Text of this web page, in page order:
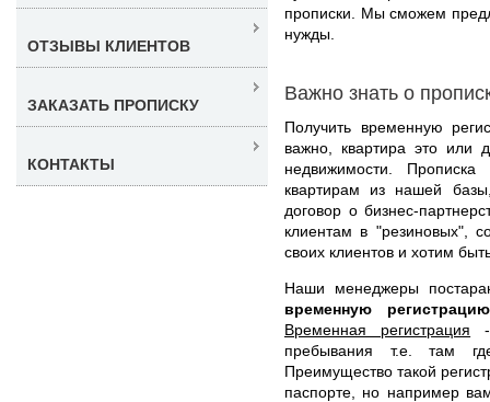
прописки. Мы сможем
нужды.
Важно знать о
Получить временную
важно, квартира это или
недвижимости.
квартирам из нашей
договор о бизнес-
клиентам в "резиновых",
своих клиентов и хотим
Наши менеджеры
временную
Временная регистрация -
пребывания т.е. там
Преимущество такой
паспорте, но например
ОТЗЫВЫ КЛИЕНТОВ
ЗАКАЗАТЬ ПРОПИСКУ
КОНТАКТЫ